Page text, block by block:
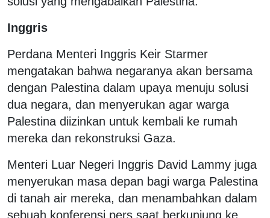
Inggris
Perdana Menteri Inggris Keir Starmer
mengatakan bahwa negaranya akan bersama
dengan Palestina dalam upaya menuju solusi
dua negara, dan menyerukan agar warga
Palestina diizinkan untuk kembali ke rumah
mereka dan rekonstruksi Gaza.
Menteri Luar Negeri Inggris David Lammy juga
menyerukan masa depan bagi warga Palestina
di tanah air mereka, dan menambahkan dalam
sebuah konferensi pers saat berkunjung ke